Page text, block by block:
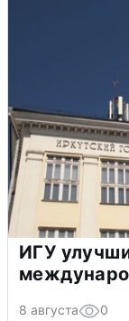
ИГУ
8 августа 0